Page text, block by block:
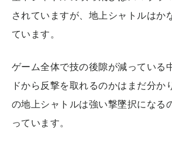
されていますが、地上シャトルはか
ています。
ゲーム全体で技の後隙が減っている
ドから反撃を取れるのかはまだ分か
の地上シャトルは強い撃墜択になる
っています。